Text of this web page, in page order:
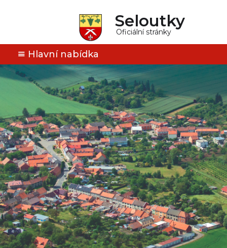
Seloutky
Oficiální stránky
Hlavní nabídka